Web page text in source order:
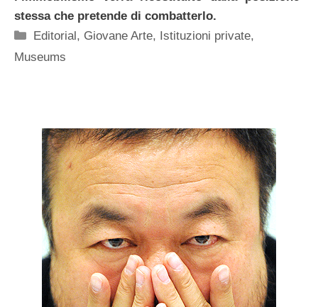
stessa che pretende di combatterlo.
Categorie
Editorial, Giovane Arte, Istituzioni private,
Museums